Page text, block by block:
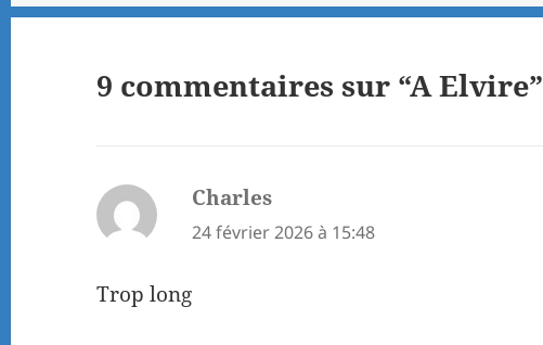
9 commentaires sur “A Elvire”
Charles
24 février 2026 à 15:48
Trop long